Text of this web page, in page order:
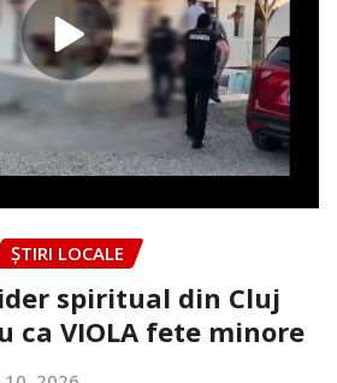
ȘTIRI LOCALE
spiritual din Cluj
ca VIOLA fete minore